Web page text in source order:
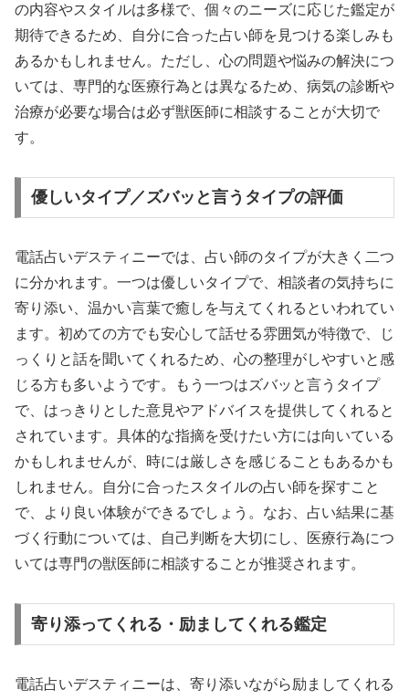
の内容やスタイルは多様で、個々のニーズに応じた鑑定が
期待できるため、自分に合った占い師を見つける楽しみも
あるかもしれません。ただし、心の問題や悩みの解決につ
いては、専門的な医療行為とは異なるため、病気の診断や
治療が必要な場合は必ず獣医師に相談することが大切で
す。
優しいタイプ／ズバッと言うタイプの評価
電話占いデスティニーでは、占い師のタイプが大きく二つ
に分かれます。一つは優しいタイプで、相談者の気持ちに
寄り添い、温かい言葉で癒しを与えてくれるといわれてい
ます。初めての方でも安心して話せる雰囲気が特徴で、じ
っくりと話を聞いてくれるため、心の整理がしやすいと感
じる方も多いようです。もう一つはズバッと言うタイプ
で、はっきりとした意見やアドバイスを提供してくれると
されています。具体的な指摘を受けたい方には向いている
かもしれませんが、時には厳しさを感じることもあるかも
しれません。自分に合ったスタイルの占い師を探すこと
で、より良い体験ができるでしょう。なお、占い結果に基
づく行動については、自己判断を大切にし、医療行為につ
いては専門の獣医師に相談することが推奨されます。
寄り添ってくれる・励ましてくれる鑑定
電話占いデスティニーは、寄り添いながら励ましてくれる